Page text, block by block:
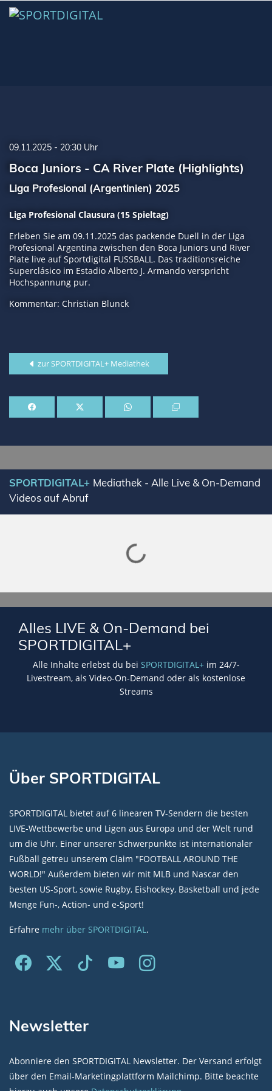
09.11.2025 - 20:30 Uhr
Boca Juniors - CA River Plate (Highlights)
Liga Profesional (Argentinien) 2025
Liga Profesional Clausura (15 Spieltag)
Erleben Sie am 09.11.2025 das packende Duell in der Liga
Profesional Argentina zwischen den Boca Juniors und River
Plate live auf Sportdigital FUSSBALL. Das traditionsreiche
Superclásico im Estadio Alberto J. Armando verspricht
Hochspannung pur.
Kommentar: Christian Blunck
zur SPORTDIGITAL+ Mediathek
SPORTDIGITAL+ Mediathek - Alle Live & On-Demand
Videos auf Abruf
Lade SPORTDIGITAL+ Mediathek
Alles LIVE & On-Demand bei
SPORTDIGITAL+
Alle Inhalte erlebst du bei SPORTDIGITAL+im 24/7-
Livestream, als Video-On-Demand oder als kostenlose
Streams
Über SPORTDIGITAL
SPORTDIGITAL bietet auf 6 linearen TV-Sendern die besten
LIVE-Wettbewerbe und Ligen aus Europa und der Welt rund
um die Uhr. Einer unserer Schwerpunkte ist internationaler
Fußball getreu unserem Claim "FOOTBALL AROUND THE
WORLD!" Außerdem bieten wir mit MLB und Nascar den
besten US-Sport, sowie Rugby, Eishockey, Basketball und jede
Menge Fun-, Action- und e-Sport!
Erfahre mehr über SPORTDIGITAL.
Newsletter
Abonniere den SPORTDIGITAL Newsletter. Der Versand erfolgt
über den Email-Marketingplattform Mailchimp. Bitte beachte